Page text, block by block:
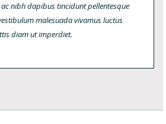
nibh dapibus tincidunt pellentesque
malesuada vivamus luctus
diam ut imperdiet.